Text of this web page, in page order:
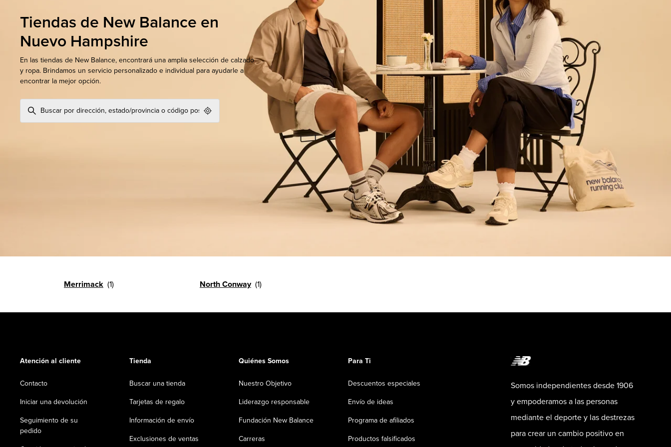
Tiendas de New Balance en
Nuevo Hampshire
En las tiendas de New Balance, encontrará una amplia selección de calzado
y ropa. Brindamos un servicio personalizado e individual para ayudarle a
encontrar la mejor opción.
Geolocate.
Merrimack North Conway
Atención al cliente
Contacto
Iniciar una devolución
Seguimiento de su
pedido
Tienda
Buscar una tienda
Tarjetas de regalo
Información de envío
Exclusiones de ventas
Quiénes Somos
Nuestro Objetivo
Liderazgo responsable
Fundación New Balance
Carreras
Para Ti
Descuentos especiales
Envío de ideas
Programa de afiliados
Productos falsificados
Somos independientes desde 1906
y empoderamos a las personas
mediante el deporte y las destrezas
para crear un cambio positivo en